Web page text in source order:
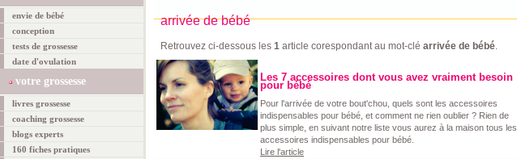
envie de bébé
conception
tests de grossesse
date d'ovulation
votre grossesse
livres grossesse
coaching grossesse
blogs experts
160 fiches pratiques
arrivée de bébé
Retrouvez ci-dessous les 1 article corespondant au mot-clé arrivée de bébé.
Les 7 accessoires dont vous avez vraiment besoin
pour bébé
Pour l'arrivée de votre bout'chou, quels sont les accessoires
indispensables pour bébé, et comment ne rien oublier ? Rien de
plus simple, en suivant notre liste vous aurez à la maison tous les
accessoires indispensables pour bébé.
Lire l'article